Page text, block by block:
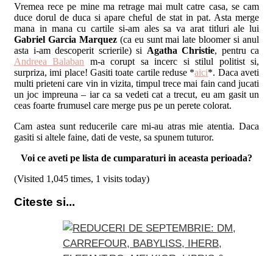
Vremea rece pe mine ma retrage mai mult catre casa, se cam
duce dorul de duca si apare cheful de stat in pat. Asta merge
mana in mana cu cartile si-am ales sa va arat titluri ale lui
Gabriel Garcia Marquez(ca eu sunt mai late bloomer si anul
asta i-am descoperit scrierile) si Agatha Christie, pentru ca
Andreea Balaban m-a corupt sa incerc si stilul politist si,
surpriza, imi place! Gasiti toate cartile reduse *aici*. Daca aveti
multi prieteni care vin in vizita, timpul trece mai fain cand jucati
un joc impreuna – iar ca sa vedeti cat a trecut, eu am gasit un
ceas foarte frumusel care merge pus pe un perete colorat.
Cam astea sunt reducerile care mi-au atras mie atentia. Daca
gasiti si altele faine, dati de veste, sa spunem tuturor.
Voi ce aveti pe lista de cumparaturi in aceasta perioada?
(Visited 1,045 times, 1 visits today)
Citeste si...